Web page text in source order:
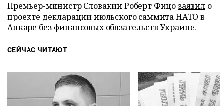
Премьер-министр Словакии Роберт Фицо заявил о
проекте декларации июльского саммита НАТО в
Анкаре без финансовых обязательств Украине.
СЕЙЧАС ЧИТАЮТ